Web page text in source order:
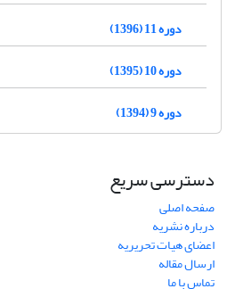
دوره 11 (1396)
دوره 10 (1395)
دوره 9 (1394)
دسترسی سریع
صفحه اصلی
درباره نشریه
اعضای هیات تحریریه
ارسال مقاله
تماس با ما